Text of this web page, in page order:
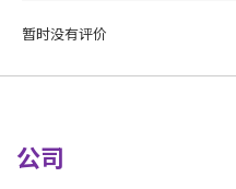
暂时没有评价
公司